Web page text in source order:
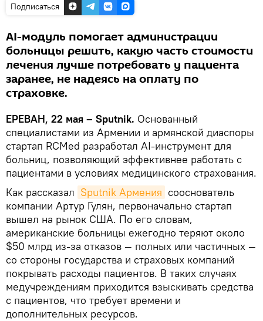
Подписаться
AI-модуль помогает администрации
больницы решить, какую часть стоимости
лечения лучше потребовать у пациента
заранее, не надеясь на оплату по
страховке.
ЕРЕВАН, 22 мая – Sputnik. Основанный
специалистами из Армении и армянской диаспоры
стартап RCMed разработал AI-инструмент для
больниц, позволяющий эффективнее работать с
пациентами в условиях медицинского страхования.
Как рассказал Sputnik Армения сооснователь
компании Артур Гулян, первоначально стартап
вышел на рынок США. По его словам,
американские больницы ежегодно теряют около
$50 млрд из-за отказов — полных или частичных —
со стороны государства и страховых компаний
покрывать расходы пациентов. В таких случаях
медучреждениям приходится взыскивать средства
с пациентов, что требует времени и
дополнительных ресурсов.